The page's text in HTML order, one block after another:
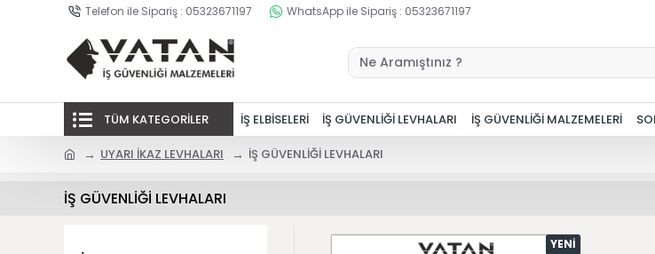
Telefon ile Sipariş : 05323671197 WhatsApp ile Sipariş : 05323671197
TÜM KATEGORİLER İŞ ELBİSELERİ İŞ GÜVENLİĞİ LEVHALARI İŞ GÜVENLİĞİ MALZEMELERİ
UYARI İKAZ LEVHALARI İŞ GÜVENLİĞİ LEVHALARI
İŞ GÜVENLİĞİ LEVHALARI
YENI